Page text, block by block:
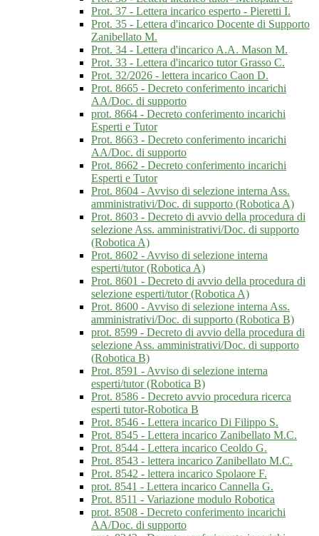
Prot. 37 - Lettera incarico esperto - Pieretti I.
Prot. 35 - Lettera d'incarico Docente di Supporto
Zanibellato M.
Prot. 34 - Lettera d'incarico A.A. Mason M.
Prot. 33 - Lettera d'incarico tutor Grasso C.
Prot. 32/2026 - lettera incarico Caon D.
Prot. 8665 - Decreto conferimento incarichi
AA/Doc. di supporto
prot. 8664 - Decreto conferimento incarichi
Esperti e Tutor
Prot. 8663 - Decreto conferimento incarichi
AA/Doc. di supporto
Prot. 8662 - Decreto conferimento incarichi
Esperti e Tutor
Prot. 8604 - Avviso di selezione interna Ass.
amministrativi/Doc. di supporto (Robotica A)
Prot. 8603 - Decreto di avvio della procedura di
selezione Ass. amministrativi/Doc. di supporto
(Robotica A)
Prot. 8602 - Avviso di selezione interna
esperti/tutor (Robotica A)
Prot. 8601 - Decreto di avvio della procedura di
selezione esperti/tutor (Robotica A)
Prot. 8600 - Avviso di selezione interna Ass.
amministrativi/Doc. di supporto (Robotica B)
prot. 8599 - Decreto di avvio della procedura di
selezione Ass. amministrativi/Doc. di supporto
(Robotica B)
Prot. 8591 - Avviso di selezione interna
esperti/tutor (Robotica B)
Prot. 8586 - Decreto avvio procedura ricerca
esperti tutor-Robotica B
Prot. 8546 - Lettera incarico Di Filippo S.
Prot. 8545 - Lettera incarico Zanibellato M.C.
Prot. 8544 - Lettera incarico Ceoldo G.
Prot. 8543 - lettera incarico Zanibellato M.C.
Prot. 8542 - lettera incarico Spolaore F.
prot. 8541 - Lettera incarico Cannella G.
Prot. 8511 - Variazione modulo Robotica
prot. 8508 - Decreto conferimento incarichi
AA/Doc. di supporto